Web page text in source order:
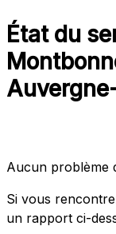
État du
Aucun problème
Si vous
un rapport ci-